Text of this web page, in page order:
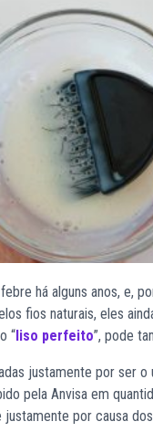
há alguns anos, e,
fios naturais, eles
“liso perfeito”, pode
justamente por ser
pela Anvisa em
por causa